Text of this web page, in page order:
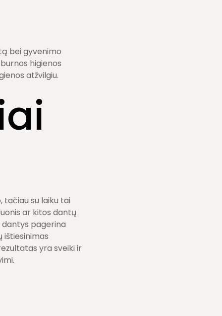
bei gyvenimo
higienos
atžvilgiu.
su laiku tai
ar kitos dantų
dantys pagerina
ištiesinimas
yra sveiki ir